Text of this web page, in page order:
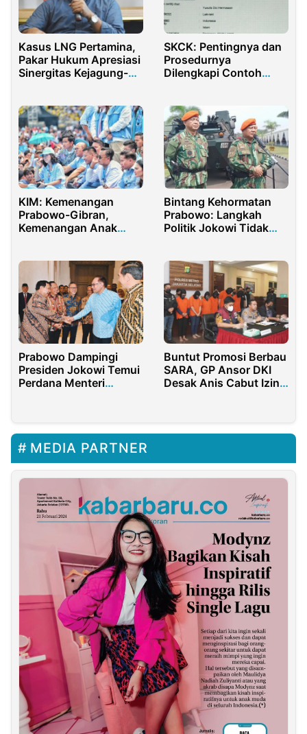
Kasus LNG Pertamina,
Pakar Hukum Apresiasi
Sinergitas Kejagung-
SKCK: Pentingnya dan
Prosedurnya
Dilengkapi Contoh
KIM: Kemenangan
Prabowo-Gibran,
Kemenangan Anak
Bintang Kehormatan
Prabowo: Langkah
Politik Jokowi Tidak
Prabowo Dampingi
Presiden Jokowi Temui
Perdana Menteri
Buntut Promosi Berbau
SARA, GP Ansor DKI
Desak Anis Cabut Izin
MEDIA PARTNER